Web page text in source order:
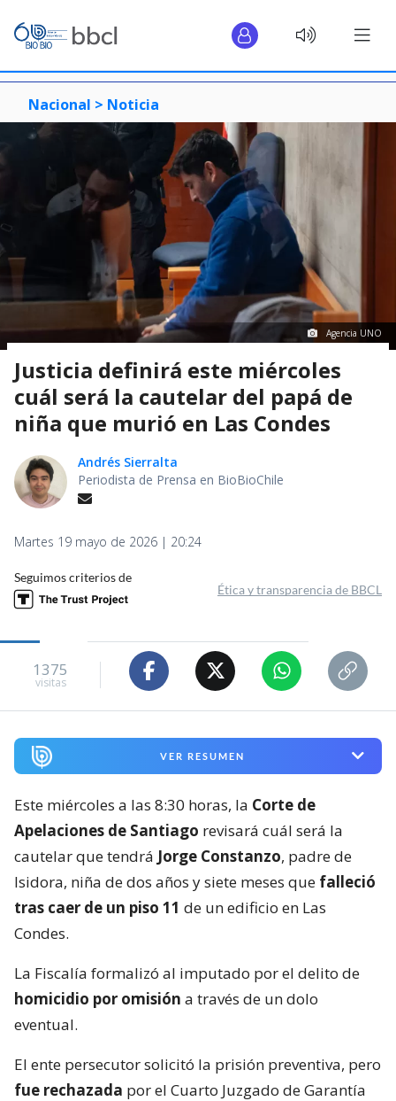
Nacional > Noticia
Agencia UNO
Justicia definirá este miércoles
cuál será la cautelar del papá de
niña que murió en Las Condes
Andrés Sierralta
Periodista de Prensa en BioBioChile
Martes 19 mayo de 2026 | 20:24
Seguimos criterios de
Ética y transparencia de BBCL
1375
visitas
VER RESUMEN
Este miércoles a las 8:30 horas, la Corte de
Apelaciones de Santiago revisará cuál será la
cautelar que tendrá Jorge Constanzo, padre de
Isidora, niña de dos años y siete meses que falleció
tras caer de un piso 11 de un edificio en Las
Condes.
La Fiscalía formalizó al imputado por el delito de
homicidio por omisión a través de un dolo
eventual.
El ente persecutor solicitó la prisión preventiva, pero
fue rechazada por el Cuarto Juzgado de Garantía